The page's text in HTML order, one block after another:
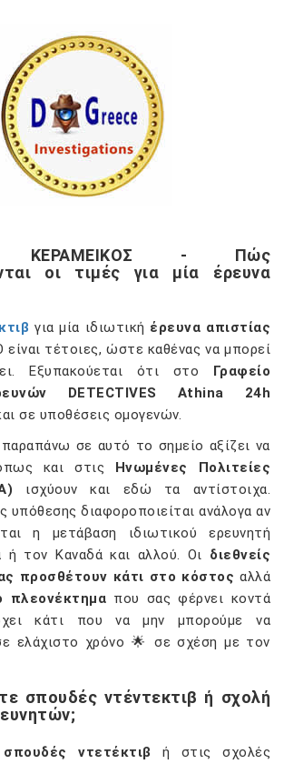
ΚΕΡΑΜΕΙΚΟΣ - Πώς
οι τιμές για μία έρευνα
για μία ιδιωτική έρευνα απιστίας
τέτοιες, ώστε καθένας να μπορεί
Εξυπακούεται ότι στο Γραφείο
DETECTIVES Athina 24h
σε υποθέσεις ομογενών.
σε αυτό το σημείο αξίζει να
και στις Ηνωμένες Πολιτείες
ισχύουν και εδώ τα αντίστοιχα.
υπόθεσης διαφοροποιείται ανάλογα αν
η μετάβαση ιδιωτικού ερευνητή
ή τον Καναδά και αλλού. Οι διεθνείς
προσθέτουν κάτι στο κόστος αλλά
πλεονέκτημα που σας φέρνει κοντά
κάτι που να μην μπορούμε να
ελάχιστο χρόνο 🌟 σε σχέση με τον
σπουδές ντέντεκτιβ ή σχολή
σπουδές ντετέκτιβ ή στις σχολές